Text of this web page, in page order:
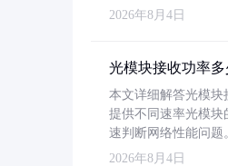
2026年8月4日
光模块接收功率多
本文详细解答光模块
提供不同速率光模
速判断网络性能问题
2026年8月4日